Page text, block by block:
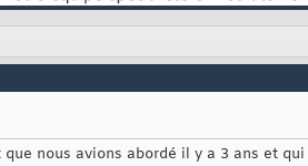
nous avions abordé il y a 3 ans et qui